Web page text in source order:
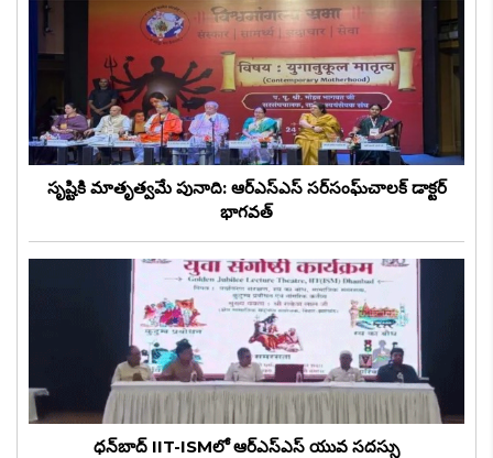
సృష్టికి మాతృత్వమే పునాది: ఆర్‌ఎస్‌ఎస్ సర్‌సంఘ్‌చాలక్ డాక్టర్
భాగవత్
ధన్‌బాద్‌ IIT-ISMలో ఆర్ఎస్ఎస్ యువ సదస్సు